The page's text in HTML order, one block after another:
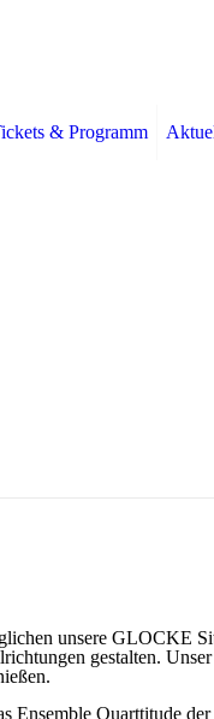
& Programm
unsere GLOCKE
gestalten.
Ensemble Quarttitude